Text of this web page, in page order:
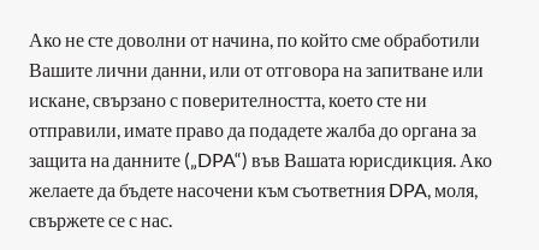
Ако не сте доволни от начина, по който сме обработили
Вашите лични данни, или от отговора на запитване или
искане, свързано с поверителността, което сте ни
отправили, имате право да подадете жалба до органа за
защита на данните („DPA“) във Вашата юрисдикция. Ако
желаете да бъдете насочени към съответния DPA, моля,
свържете се с нас.